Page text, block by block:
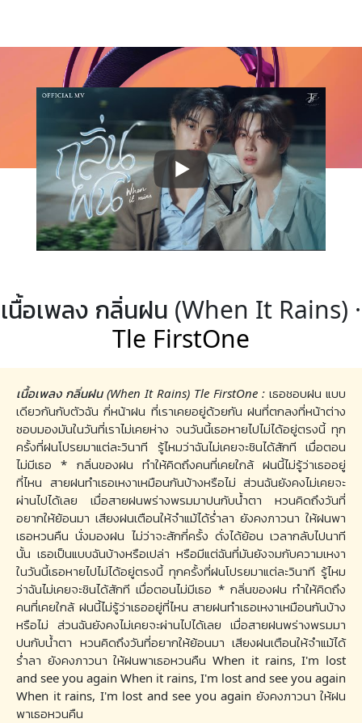
เนื้อเพลง กลิ่นฝน (When It Rains) ·
Tle FirstOne
เนื้อเพลง กลิ่นฝน (When It Rains) Tle FirstOne : เธอชอบฝน แบบ
เดียวกันกับตัวฉัน กี่หน้าฝน ที่เราเคยอยู่ด้วยกัน ฝนที่ตกลงที่หน้าต่าง
ชอบมองมันในวันที่เราไม่เคยห่าง จนวันนี้เธอหายไปไม่ได้อยู่ตรงนี้ ทุก
ครั้งที่ฝนโปรยมาแต่ละวินาที รู้ไหมว่าฉันไม่เคยจะชินได้สักที เมื่อตอน
ไม่มีเธอ * กลิ่นของฝน ทำให้คิดถึงคนที่เคยใกล้ ฝนนี้ไม่รู้ว่าเธออยู่
ที่ไหน สายฝนทำเธอเหงาเหมือนกันบ้างหรือไม่ ส่วนฉันยังคงไม่เคยจะ
ผ่านไปได้เลย เมื่อสายฝนพร่างพรมมาปนกับน้ำตา หวนคิดถึงวันที่
อยากให้ย้อนมา เสียงฝนเตือนให้จำแม้ได้ร่ำลา ยังคงภาวนา ให้ฝนพา
เธอหวนคืน นั่งมองฝน ไม่ว่าจะสักกี่ครั้ง ดั่งได้ย้อน เวลากลับไปนาที
นั้น เธอเป็นแบบฉันบ้างหรือเปล่า หรือมีแต่ฉันที่มันยังจมกับความเหงา
ในวันนี้เธอหายไปไม่ได้อยู่ตรงนี้ ทุกครั้งที่ฝนโปรยมาแต่ละวินาที รู้ไหม
ว่าฉันไม่เคยจะชินได้สักที เมื่อตอนไม่มีเธอ * กลิ่นของฝน ทำให้คิดถึง
คนที่เคยใกล้ ฝนนี้ไม่รู้ว่าเธออยู่ที่ไหน สายฝนทำเธอเหงาเหมือนกันบ้าง
หรือไม่ ส่วนฉันยังคงไม่เคยจะผ่านไปได้เลย เมื่อสายฝนพร่างพรมมา
ปนกับน้ำตา หวนคิดถึงวันที่อยากให้ย้อนมา เสียงฝนเตือนให้จำแม้ได้
ร่ำลา ยังคงภาวนา ให้ฝนพาเธอหวนคืน When it rains, I'm lost
and see you again When it rains, I'm lost and see you again
When it rains, I'm lost and see you again ยังคงภาวนา ให้ฝน
พาเธอหวนคืน